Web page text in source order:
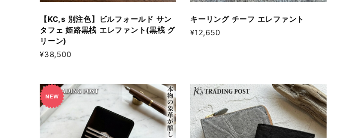
【KC,s 別注色】ビルフォールド サン
タフェ 姫路黒桟 エレファント(黒桟 グ
リーン)
¥38,500
キーリング チーフ エレファント
¥12,650